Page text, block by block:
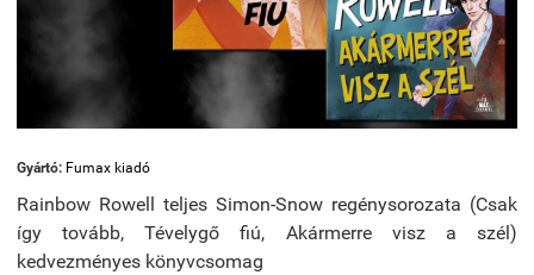
Gyártó: Fumax kiadó
Rainbow Rowell teljes Simon-Snow regénysorozata (Csak
így tovább, Tévelygő fiú, Akármerre visz a szél)
kedvezményes könyvcsomag